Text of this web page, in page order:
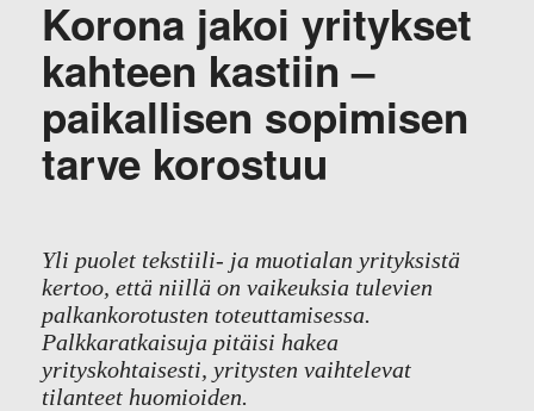
Korona jakoi yritykset
kahteen kastiin –
paikallisen sopimisen
tarve korostuu
Yli puolet tekstiili- ja muotialan yrityksistä
kertoo, että niillä on vaikeuksia tulevien
palkankorotusten toteuttamisessa.
Palkkaratkaisuja pitäisi hakea
yrityskohtaisesti, yritysten vaihtelevat
tilanteet huomioiden.